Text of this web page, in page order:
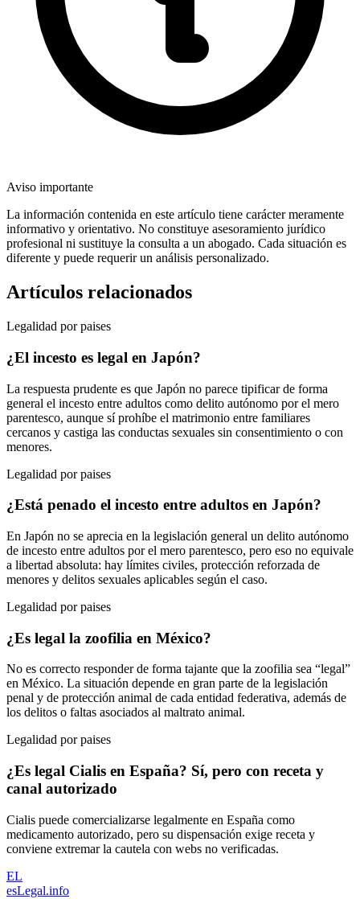
Aviso importante
La información contenida en este artículo tiene carácter meramente
informativo y orientativo. No constituye asesoramiento jurídico
profesional ni sustituye la consulta a un abogado. Cada situación es
diferente y puede requerir un análisis personalizado.
Artículos relacionados
Legalidad por paises
¿El incesto es legal en Japón?
La respuesta prudente es que Japón no parece tipificar de forma
general el incesto entre adultos como delito autónomo por el mero
parentesco, aunque sí prohíbe el matrimonio entre familiares
cercanos y castiga las conductas sexuales sin consentimiento o con
menores.
Legalidad por paises
¿Está penado el incesto entre adultos en Japón?
En Japón no se aprecia en la legislación general un delito autónomo
de incesto entre adultos por el mero parentesco, pero eso no equivale
a libertad absoluta: hay límites civiles, protección reforzada de
menores y delitos sexuales aplicables según el caso.
Legalidad por paises
¿Es legal la zoofilia en México?
No es correcto responder de forma tajante que la zoofilia sea “legal”
en México. La situación depende en gran parte de la legislación
penal y de protección animal de cada entidad federativa, además de
los delitos o faltas asociados al maltrato animal.
Legalidad por paises
¿Es legal Cialis en España? Sí, pero con receta y
canal autorizado
Cialis puede comercializarse legalmente en España como
medicamento autorizado, pero su dispensación exige receta y
conviene extremar la cautela con webs no verificadas.
EL
esLegal.info